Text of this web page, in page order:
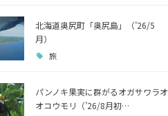
北海道奥尻町「奥尻島」（’26/5
月）
旅
パンノキ果実に群がるオガサワラオ
オコウモリ（’26/8月初…